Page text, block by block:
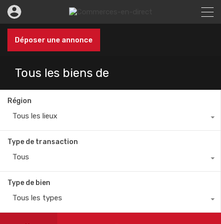
Déposer une annonce
Tous les biens de
Région
Tous les lieux
Type de transaction
Tous
Type de bien
Tous les types